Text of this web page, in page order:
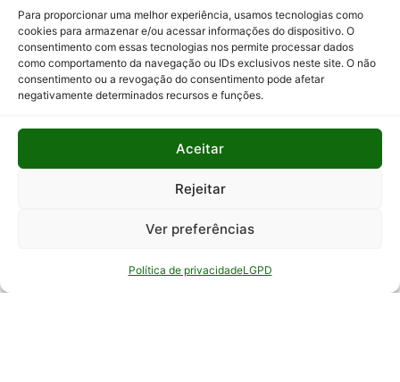
Para proporcionar uma melhor experiência, usamos tecnologias como
cookies para armazenar e/ou acessar informações do dispositivo. O
consentimento com essas tecnologias nos permite processar dados
como comportamento da navegação ou IDs exclusivos neste site. O não
consentimento ou a revogação do consentimento pode afetar
negativamente determinados recursos e funções.
Aceitar
Rejeitar
Ver preferências
Política de privacidadeLGPD
e Ações
Relatório
Anual de
Atividades
Auditoria
Interna
Relatório
Informação
ao Cidadão